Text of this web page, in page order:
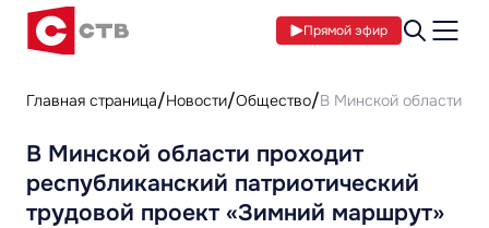
Прямой эфир
Главная страница Новости Общество В Минской области
В Минской области проходит
республиканский патриотический
трудовой проект «Зимний маршрут»